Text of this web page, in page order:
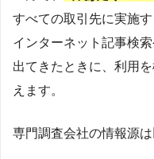
すべての取引先に実施
インターネット記事検
出てきたときに、利用
えます。
専門調査会社の情報源は